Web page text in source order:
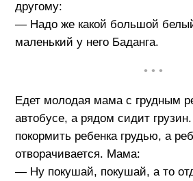
другому:
— Надо же какой большой белый
маленький у него Баданга.
• • •
Едет молодая мама с грудным
автобусе, а рядом сидит
покормить ребенка грудью, а
отворачивается. Мама:
— Ну покушай, покушай, а то